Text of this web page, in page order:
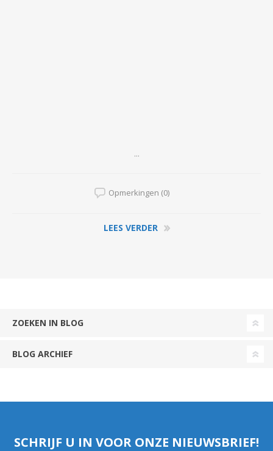
...
Opmerkingen (0)
LEES VERDER
ZOEKEN IN BLOG
BLOG ARCHIEF
SCHRIJF U IN VOOR ONZE NIEUWSBRIEF!